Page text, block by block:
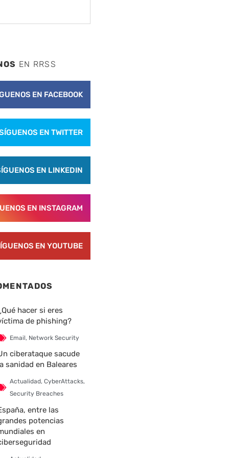
EN RRSS
EN FACEBOOK
EN TWITTER
EN LINKEDIN
EN INSTAGRAM
EN YOUTUBE
hacer si eres
de phishing?
Email, Network Security
ciberataque sacude
sanidad en Baleares
Actualidad, CyberAttacks,
Security Breaches
entre las
potencias
en